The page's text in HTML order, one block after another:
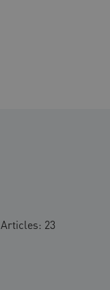
Articles: 23